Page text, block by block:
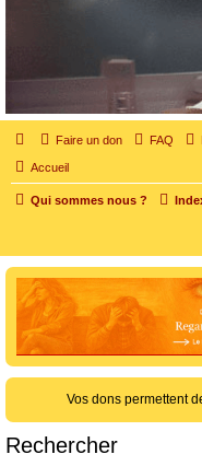
Faire un don FAQ
Accueil
Qui sommes nous ?
Vos dons permettent
Rechercher